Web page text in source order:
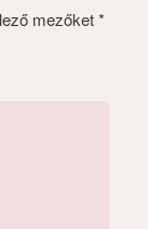
mezőket*